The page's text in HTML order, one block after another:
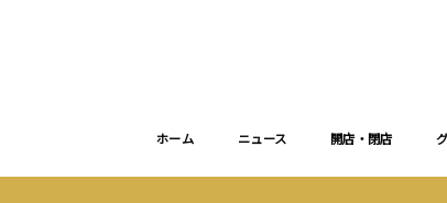
ホーム ニュース 開店・閉店